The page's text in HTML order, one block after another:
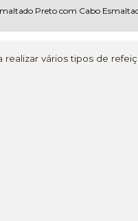
Preto com Cabo
vários tipos de